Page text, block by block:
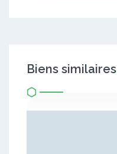
Biens similaires